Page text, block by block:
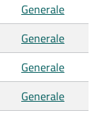
Generale
Generale
Generale
Generale